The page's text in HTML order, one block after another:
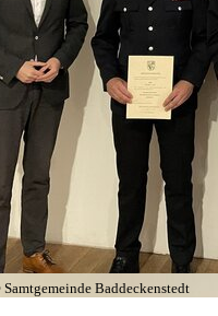
Baddeckenstedt